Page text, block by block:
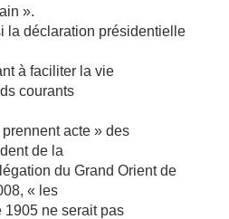
».
la déclaration présidentielle
à faciliter la vie
courants
acte » des
de la
du Grand Orient de
« les
1905 ne serait pas